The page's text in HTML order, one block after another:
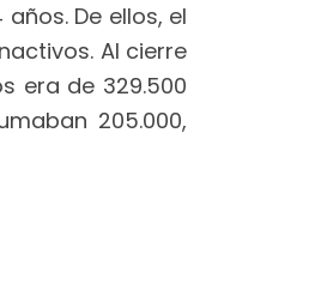
De ellos, el
Al cierre
era de 329.500
205.000,